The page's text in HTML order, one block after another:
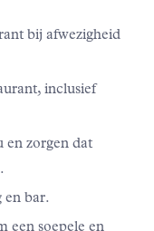
bij afwezigheid
inclusief
en zorgen dat
en bar.